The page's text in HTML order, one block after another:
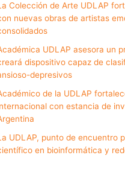
Colección de Arte UDLAP
nuevas obras de artistas
UDLAP asesora un
dispositivo capaz de
depresivos
de la UDLAP
con estancia de
UDLAP, punto de encuentro
en bioinformática y